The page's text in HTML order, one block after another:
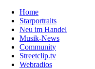
Home
Starportraits
Neu im Handel
Musik-News
Community
Streetclip.tv
Webradios